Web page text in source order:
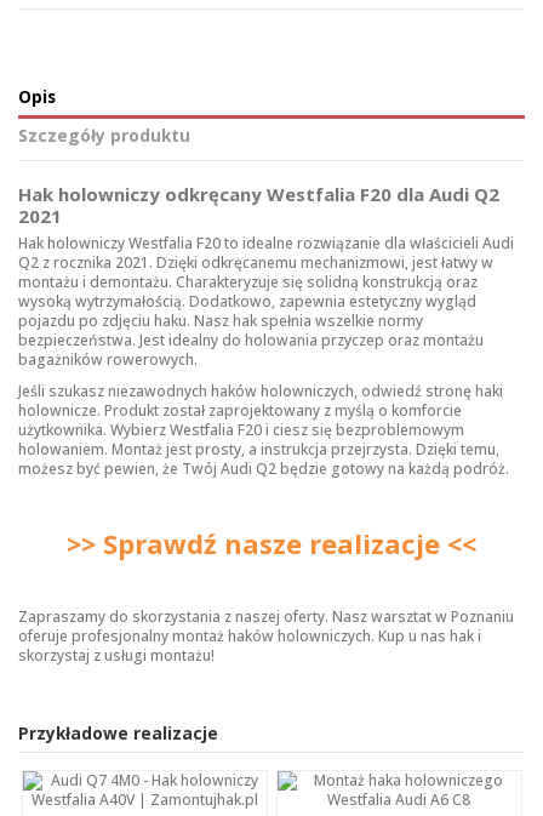
Opis
Szczegóły produktu
Hak holowniczy odkręcany Westfalia F20 dla Audi Q2
2021
Hak holowniczy Westfalia F20 to idealne rozwiązanie dla właścicieli Audi
Q2 z rocznika 2021. Dzięki odkręcanemu mechanizmowi, jest łatwy w
montażu i demontażu. Charakteryzuje się solidną konstrukcją oraz
wysoką wytrzymałością. Dodatkowo, zapewnia estetyczny wygląd
pojazdu po zdjęciu haku. Nasz hak spełnia wszelkie normy
bezpieczeństwa. Jest idealny do holowania przyczep oraz montażu
bagażników rowerowych.
Jeśli szukasz niezawodnych haków holowniczych, odwiedź stronęhaki
holownicze. Produkt został zaprojektowany z myślą o komforcie
użytkownika. Wybierz Westfalia F20 i ciesz się bezproblemowym
holowaniem. Montaż jest prosty, a instrukcja przejrzysta. Dzięki temu,
możesz być pewien, że Twój Audi Q2 będzie gotowy na każdą podróż.
>> Sprawdź nasze realizacje <<
Zapraszamy do skorzystania z naszej oferty. Nasz warsztat w Poznaniu
oferuje profesjonalny montaż haków holowniczych. Kup u nas hak i
skorzystaj z usługi montażu!
Przykładowe realizacje